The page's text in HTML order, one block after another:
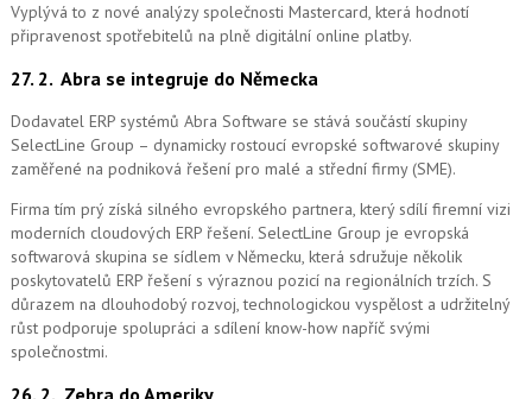
Vyplývá to z nové analýzy společnosti Mastercard, která hodnotí
připravenost spotřebitelů na plně digitální online platby.
27. 2. Abra se integruje do Německa
Dodavatel ERP systémů Abra Software se stává součástí skupiny
SelectLine Group – dynamicky rostoucí evropské softwarové skupiny
zaměřené na podniková řešení pro malé a střední firmy (SME).
Firma tím prý získá silného evropského partnera, který sdílí firemní vizi
moderních cloudových ERP řešení. SelectLine Group je evropská
softwarová skupina se sídlem v Německu, která sdružuje několik
poskytovatelů ERP řešení s výraznou pozicí na regionálních trzích. S
důrazem na dlouhodobý rozvoj, technologickou vyspělost a udržitelný
růst podporuje spolupráci a sdílení know-how napříč svými
společnostmi.